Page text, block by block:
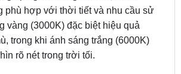
trong khi ánh sáng trắng (6000K)
rõ nét trong trời tối.
Dàng, Tương Thích Nhiều